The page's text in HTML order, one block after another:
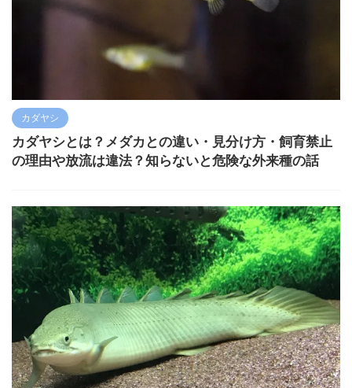
カダヤシ
カダヤシとは？メダカとの違い・見分け方・飼育禁止
の理由や放流は違法？知らないと危険な外来種の話